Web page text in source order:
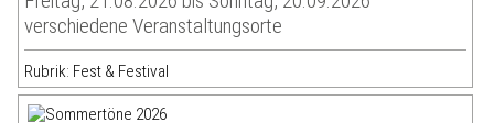
verschiedene Veranstaltungsorte
Rubrik: Fest & Festival